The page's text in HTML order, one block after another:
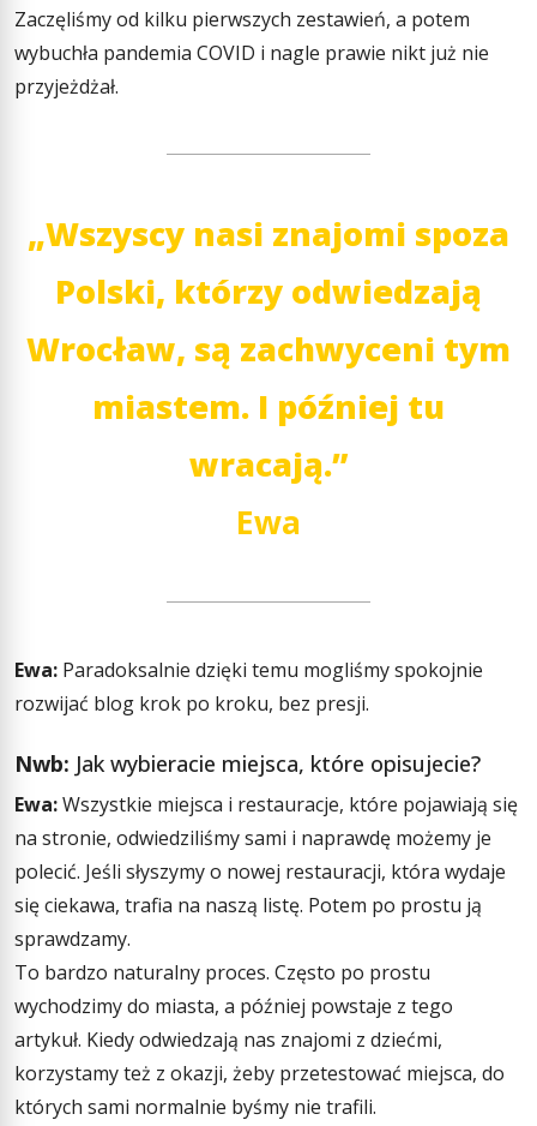
Zaczęliśmy od kilku pierwszych zestawień, a potem
wybuchła pandemia COVID i nagle prawie nikt już nie
przyjeżdżał.
„Wszyscy nasi znajomi spoza
Polski, którzy odwiedzają
Wrocław, są zachwyceni tym
miastem. I później tu
wracają.”
Ewa
Ewa: Paradoksalnie dzięki temu mogliśmy spokojnie
rozwijać blog krok po kroku, bez presji.
Nwb: Jak wybieracie miejsca, które opisujecie?
Ewa:Wszystkie miejsca i restauracje, które pojawiają się
na stronie, odwiedziliśmy sami i naprawdę możemy je
polecić. Jeśli słyszymy o nowej restauracji, która wydaje
się ciekawa, trafia na naszą listę. Potem po prostu ją
sprawdzamy.
To bardzo naturalny proces. Często po prostu
wychodzimy do miasta, a później powstaje z tego
artykuł. Kiedy odwiedzają nas znajomi z dziećmi,
korzystamy też z okazji, żeby przetestować miejsca, do
których sami normalnie byśmy nie trafili.